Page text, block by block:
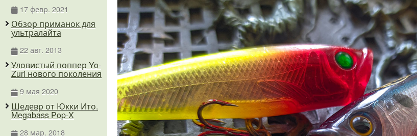
17 февр. 2021
Обзор приманок для
ультралайта
22 авг. 2013
Уловистый поппер Yo-
Zuri нового поколения
9 мая 2020
Шедевр от Юкки Ито.
Megabass Pop-X
28 мар. 2018